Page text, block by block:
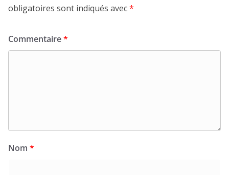
obligatoires sont indiqués avec*
Commentaire*
Nom *